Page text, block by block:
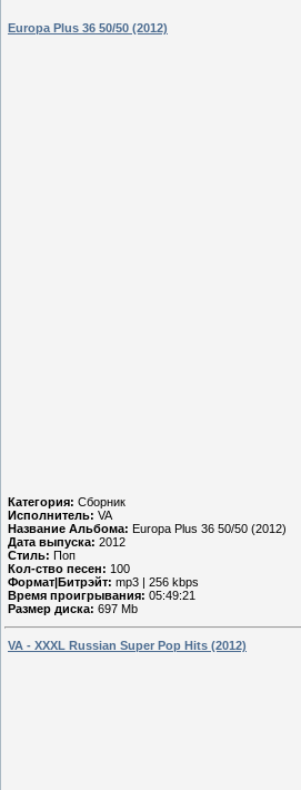
Europa Plus 36 50/50 (2012)
Категория: Сборник
Исполнитель: VA
Название Альбома: Europa Plus 36 50/50 (2012)
Дата выпуска: 2012
Стиль: Поп
Кол-ство песен: 100
Формат|Битрэйт: mp3 | 256 kbps
Время проигрывания: 05:49:21
Размер диска: 697 Mb
VA - XXXL Russian Super Pop Hits (2012)